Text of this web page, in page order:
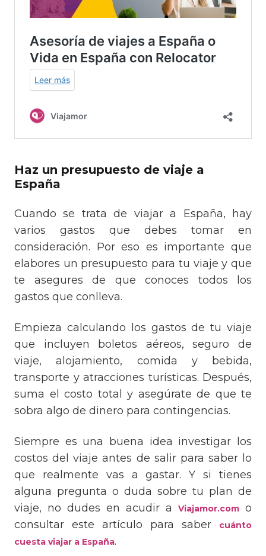
Haz un presupuesto de viaje a
España
Cuando se trata de viajar a España, hay
varios gastos que debes tomar en
consideración. Por eso es importante que
elabores un presupuesto para tu viaje y que
te asegures de que conoces todos los
gastos que conlleva.
Empieza calculando los gastos de tu viaje
que incluyen boletos aéreos, seguro de
viaje, alojamiento, comida y bebida,
transporte y atracciones turísticas. Después,
suma el costo total y asegúrate de que te
sobra algo de dinero para contingencias.
Siempre es una buena idea investigar los
costos del viaje antes de salir para saber lo
que realmente vas a gastar. Y si tienes
alguna pregunta o duda sobre tu plan de
viaje, no dudes en acudir a
Viajamor.com o
consultar este artículo para saber
cuánto
cuesta viajar a España.